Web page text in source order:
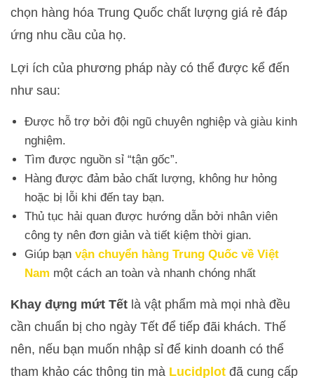
chọn hàng hóa Trung Quốc chất lượng giá rẻ đáp
ứng nhu cầu của họ.
Lợi ích của phương pháp này có thể được kể đến
như sau:
Được hỗ trợ bởi đội ngũ chuyên nghiệp và giàu kinh
nghiệm.
Tìm được nguồn sỉ “tận gốc”.
Hàng được đảm bảo chất lượng, không hư hỏng
hoặc bị lỗi khi đến tay bạn.
Thủ tục hải quan được hướng dẫn bởi nhân viên
công ty nên đơn giản và tiết kiệm thời gian.
Giúp bạn vận chuyển hàng Trung Quốc về Việt
Nam một cách an toàn và nhanh chóng nhất
Khay đựng mứt Tết là vật phẩm mà mọi nhà đều
cần chuẩn bị cho ngày Tết để tiếp đãi khách. Thế
nên, nếu bạn muốn nhập sỉ để kinh doanh có thể
tham khảo các thông tin mà Lucidplot đã cung cấp